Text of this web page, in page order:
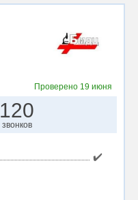
Проверено 19 июня
120
звонков
✔️